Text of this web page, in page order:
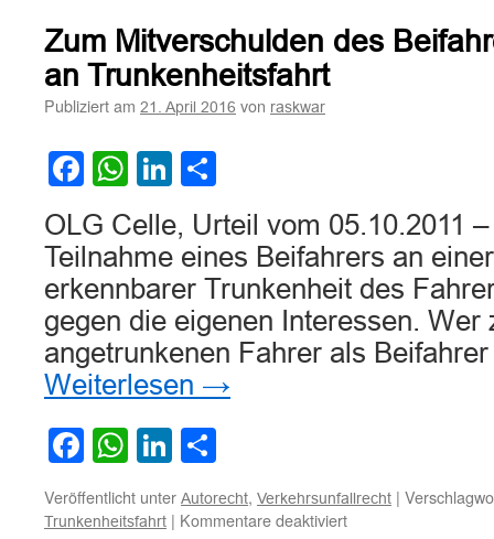
Zum Mitverschulden des
an Trunkenheitsfahrt
Publiziert am 21. April 2016 von raskwar
Facebook
WhatsApp
LinkedIn
OLG Celle, Urteil vom 05.10.2011
Teilnahme eines Beifahrers an
erkennbarer Trunkenheit des
gegen die eigenen Interessen. Wer
angetrunkenen Fahrer als
Weiterlesen →
Facebook
WhatsApp
LinkedIn
Veröffentlicht unter Autorecht, Verkehrsunfallrecht |
Trunkenheitsfahrt | Kommentare deaktiviertfür